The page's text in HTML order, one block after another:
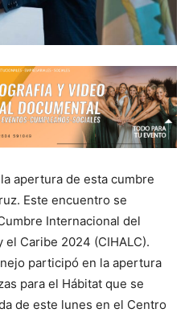
apertura de esta cumbre
Este encuentro se
Internacional del
el Caribe 2024 (CIHALC).
participó en la apertura
para el Hábitat que se
de este lunes en el Centro